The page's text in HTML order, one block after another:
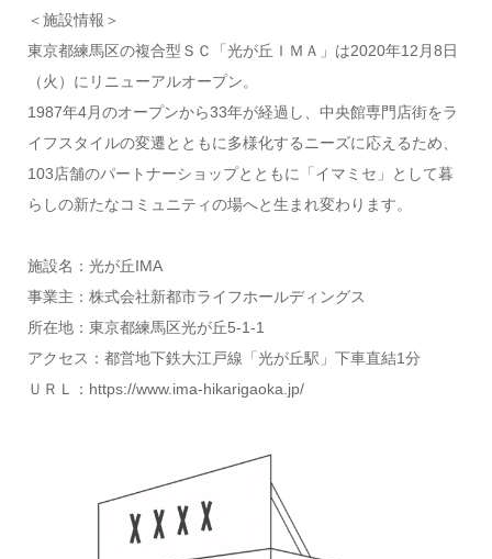
＜施設情報＞
東京都練馬区の複合型ＳＣ「光が丘ＩＭＡ」は2020年12月8日
（火）にリニューアルオープン。
1987年4月のオープンから33年が経過し、中央館専門店街をラ
イフスタイルの変遷とともに多様化するニーズに応えるため、
103店舗のパートナーショップとともに「イマミセ」として暮
らしの新たなコミュニティの場へと生まれ変わります。
施設名：光が丘IMA
事業主：株式会社新都市ライフホールディングス
所在地：東京都練馬区光が丘5-1-1
アクセス：都営地下鉄大江戸線「光が丘駅」下車直結1分
ＵＲＬ：https://www.ima-hikarigaoka.jp/